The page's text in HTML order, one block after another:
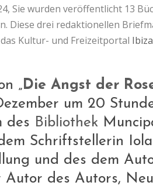
Sie wurden veröffentlicht 13
Diese drei redaktionellen
Kultur- und Freizeitportal
„ Die Angst der
um 20
des Bibliothek
Schriftstellerin
und des dem
Autor des Autors,